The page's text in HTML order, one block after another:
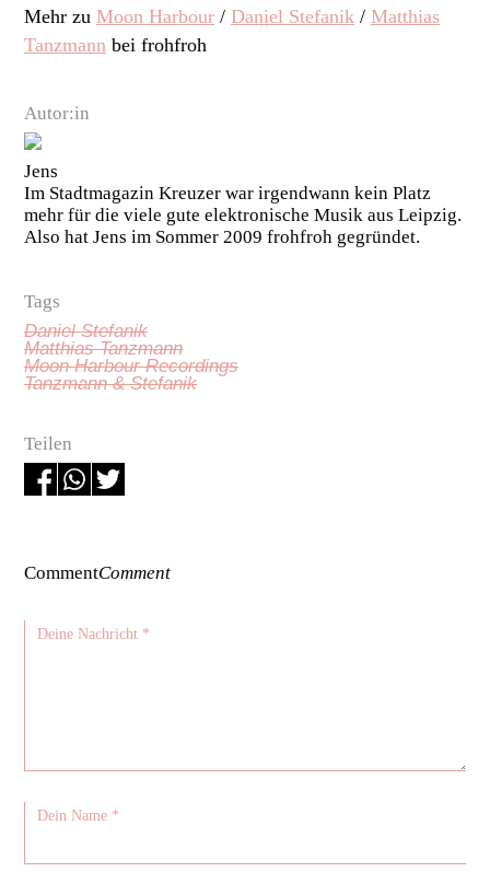
Autor:in
Jens
Im Stadtmagazin Kreuzer war irgendwann kein Platz
mehr für die viele gute elektronische Musik aus Leipzig.
Also hat Jens im Sommer 2009 frohfroh gegründet.
Tags
Daniel Stefanik
Matthias Tanzmann
Moon Harbour Recordings
Tanzmann & Stefanik
Teilen
Mehr zu Moon Harbour / Daniel Stefanik / Matthias
Tanzmann bei frohfroh
CommentComment